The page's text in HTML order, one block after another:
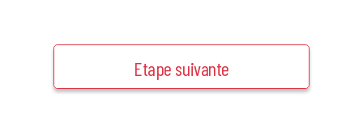
Etape suivante